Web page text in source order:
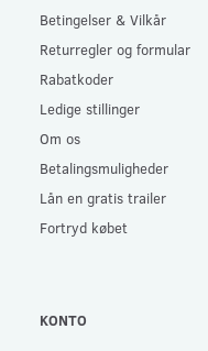
Betingelser & Vilkår
Returregler og formular
Rabatkoder
Ledige stillinger
Om os
Betalingsmuligheder
Lån en gratis trailer
Fortryd købet
KONTO